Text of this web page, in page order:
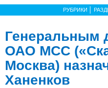
РУБРИКИ
Генеральным
ОАО МСС
Москва)
Ханенков